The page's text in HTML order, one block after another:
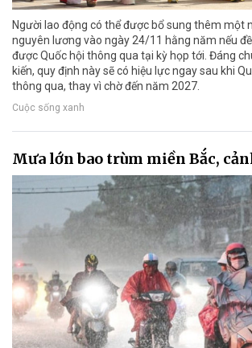
Người lao động có thể được bổ sung thêm một
nguyên lương vào ngày 24/11 hằng năm nếu
được Quốc hội thông qua tại kỳ họp tới. Đáng
kiến, quy định này sẽ có hiệu lực ngay sau khi
thông qua, thay vì chờ đến năm 2027.
Cuộc sống xanh
Mưa lớn bao trùm miền Bắc,